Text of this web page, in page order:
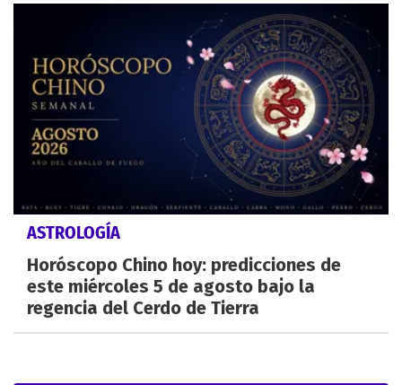
ASTROLOGÍA
Horóscopo Chino hoy: predicciones de
este miércoles 5 de agosto bajo la
regencia del Cerdo de Tierra